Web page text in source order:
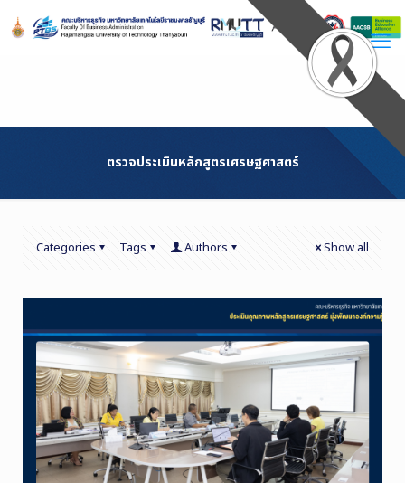
Content
ตรวจประเมินหลักสูตรเศรษฐศาสตร์
Categories Tags Authors Show all